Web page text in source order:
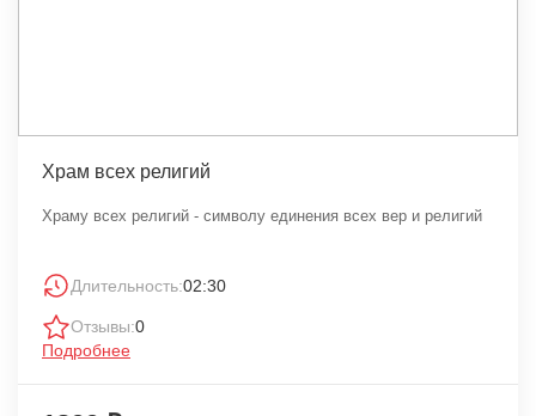
Храм всех религий
Храму всех религий - символу единения всех вер и религий
Длительность:02:30
Отзывы:0
Подробнее